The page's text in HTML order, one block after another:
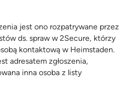
jest ono rozpatrywane przez
ds. spraw w 2Secure, którzy
kontaktową w Heimstaden.
adresatem zgłoszenia,
inna osoba z listy